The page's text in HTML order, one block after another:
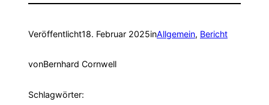
Veröffentlicht18. Februar 2025inAllgemein, Bericht
vonBernhard Cornwell
Schlagwörter: